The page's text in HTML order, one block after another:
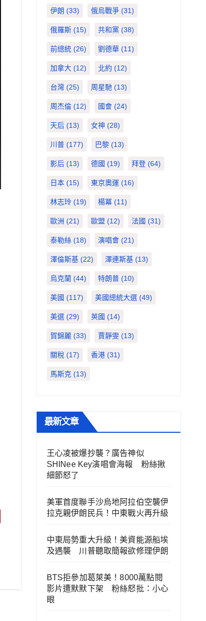
伊朗 (33) 俄烏戰爭(31)
俄羅斯(15) 共和黨(38)
前總統(26) 劉德華(11)
加拿大(12) 北約 (12)
台灣(25) 周星馳 (13)
周杰倫(12) 國會(24)
天后(13) 女神 (28)
川普(177) 巴黎(13)
影后(13) 德國 (19) 拜登(64)
日本(15) 東京奧運 (16)
林志玲(19) 楊冪(11)
歐洲 (21) 歐盟 (12) 法國 (31)
泰勒絲 (18) 演唱會(21)
澤倫斯基(22) 澤連斯基(13)
烏克蘭(44) 特朗普(10)
美國 (117) 美國總統大選(49)
美選(29) 英國 (14)
賀錦麗 (33) 賈靜雯(13)
關稅(17) 香港(31)
馬斯克 (13)
最新文章
王心凌被爆抄襲？廣告神似
SHINee Key演唱會海報 粉絲揪
細節怒了
美軍首度聯手沙烏地阿拉伯空襲伊
拉克親伊朗民兵！中東戰火再升級
中東局勢重大升級！美資能源船埃
及遇襲 川普聽取簡報欲修理伊朗
BTS拒參加葛萊美！8000萬點閱
影片遭默默下架 粉絲怒批：小心
眼